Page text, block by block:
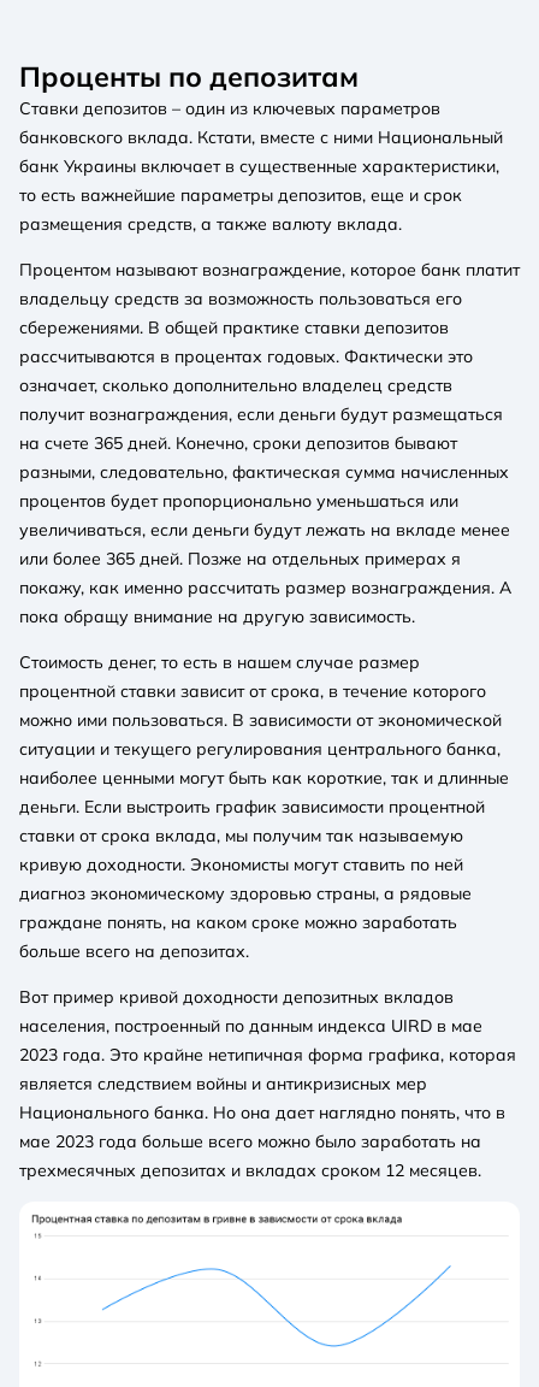
Проценты по депозитам
Ставки депозитов – один из ключевых параметров
банковского вклада. Кстати, вместе с ними Национальный
банк Украины включает в существенные характеристики,
то есть важнейшие параметры депозитов, еще и срок
размещения средств, а также валюту вклада.
Процентом называют вознаграждение, которое банк платит
владельцу средств за возможность пользоваться его
сбережениями. В общей практике ставки депозитов
рассчитываются в процентах годовых. Фактически это
означает, сколько дополнительно владелец средств
получит вознаграждения, если деньги будут размещаться
на счете 365 дней. Конечно, сроки депозитов бывают
разными, следовательно, фактическая сумма начисленных
процентов будет пропорционально уменьшаться или
увеличиваться, если деньги будут лежать на вкладе менее
или более 365 дней. Позже на отдельных примерах я
покажу, как именно рассчитать размер вознаграждения. А
пока обращу внимание на другую зависимость.
Стоимость денег, то есть в нашем случае размер
процентной ставки зависит от срока, в течение которого
можно ими пользоваться. В зависимости от экономической
ситуации и текущего регулирования центрального банка,
наиболее ценными могут быть как короткие, так и длинные
деньги. Если выстроить график зависимости процентной
ставки от срока вклада, мы получим так называемую
кривую доходности. Экономисты могут ставить по ней
диагноз экономическому здоровью страны, а рядовые
граждане понять, на каком сроке можно заработать
больше всего на депозитах.
Вот пример кривой доходности депозитных вкладов
населения, построенный по данным индекса UIRD в мае
2023 года. Это крайне нетипичная форма графика, которая
является следствием войны и антикризисных мер
Национального банка. Но она дает наглядно понять, что в
мае 2023 года больше всего можно было заработать на
трехмесячных депозитах и вкладах сроком 12 месяцев.